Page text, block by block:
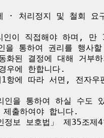
처리정지 및 철회 요
이 직접해야 하며, 만
을 통하여 권리를 행사
된 결정에 대해 거부
우에 한합니다.
항에 따라 서면, 전자
을 통하여 하실 수도
출하여야 합니다.
보 보호법」 제35조제